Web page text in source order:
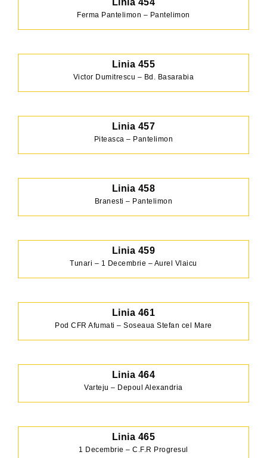
Ferma Pantelimon – Pantelimon
Linia 455
Victor Dumitrescu – Bd. Basarabia
Linia 457
Piteasca – Pantelimon
Linia 458
Branesti – Pantelimon
Linia 459
Tunari – 1 Decembrie – Aurel Vlaicu
Linia 461
Pod CFR Afumati – Soseaua Stefan cel Mare
Linia 464
Varteju – Depoul Alexandria
Linia 465
1 Decembrie – C.F.R Progresul